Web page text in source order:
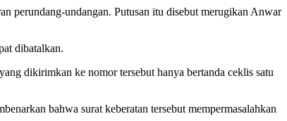
perundang-undangan. Putusan itu disebut merugikan Anwar
dibatalkan.
dikirimkan ke nomor tersebut hanya bertanda ceklis satu
bahwa surat keberatan tersebut mempermasalahkan